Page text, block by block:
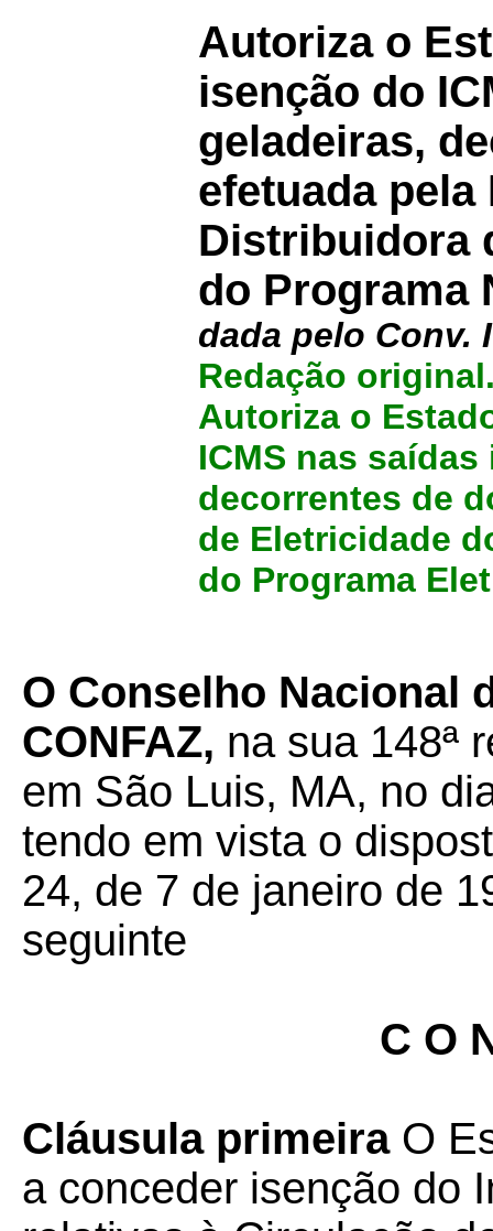
Autoriza o
isenção do
geladeiras,
efetuada
Distribuidora
do Programa
dada pelo Conv.
Redação
Autoriza o
ICMS nas
decorrentes de
de Eletricidade
do Programa
O Conselho Nacional
CONFAZ, na sua 148ª
em São Luis, MA, no
tendo em vista o
24, de 7 de janeiro de
seguinte
C O
Cláusula primeiraO
a conceder isenção do